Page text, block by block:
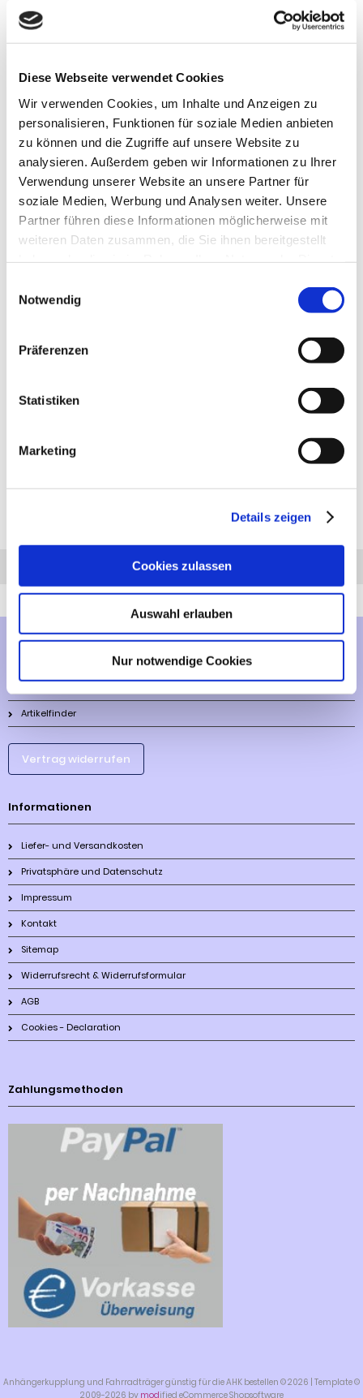
Diese Webseite verwendet Cookies
Wir verwenden Cookies, um Inhalte und Anzeigen zu
personalisieren, Funktionen für soziale Medien anbieten
zu können und die Zugriffe auf unsere Website zu
analysieren. Außerdem geben wir Informationen zu Ihrer
Verwendung unserer Website an unsere Partner für
soziale Medien, Werbung und Analysen weiter. Unsere
Partner führen diese Informationen möglicherweise mit
weiteren Daten zusammen, die Sie ihnen bereitgestellt
Notwendig
Präferenzen
Statistiken
Marketing
Details zeigen
Cookies zulassen
Auswahl erlauben
Nur notwendige Cookies
IN DEN WARENKORB
Anhängerkupplung für Ford Scorpio I: Anhängerkupplung
Lieferumfang für die Montage: Komplette AHK incl. Querträger,
Befestigungsteile, Kupplungskugel, Schraubensatz, Nachrüsten
Anhängerkupplung für den Ford Scorpio I rufen Sie uns gern an.
Anhängelast: 1850 kg
Anrufen AHK-Finder
Artikelfinder
Vertrag widerrufen
Informationen
Liefer- und Versandkosten
Privatsphäre und Datenschutz
Impressum
Kontakt
Sitemap
Widerrufsrecht & Widerrufsformular
AGB
Cookies - Declaration
Zahlungsmethoden
Anhängerkupplung und Fahrradträger günstig für die AHK bestellen © 2026 | Template ©
2009-2026 by modified eCommerce Shopsoftware